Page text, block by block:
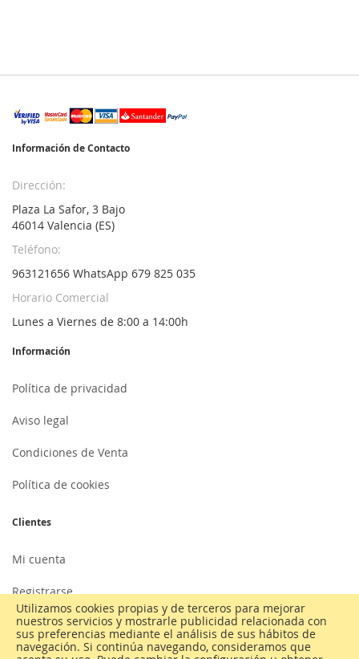
Utilizamos cookies propias y de terceros para mejorar
nuestros servicios y mostrarle publicidad relacionada con
sus preferencias mediante el análisis de sus hábitos de
navegación. Si continúa navegando, consideramos que
Información de Contacto
Dirección:
Plaza La Safor, 3 Bajo
46014 Valencia (ES)
Teléfono:
963121656 WhatsApp 679 825 035
Horario Comercial
Lunes a Viernes de 8:00 a 14:00h
Información
Política de privacidad
Aviso legal
Condiciones de Venta
Política de cookies
Clientes
Mi cuenta
Registrarse
Iniciar sesión
Contactar